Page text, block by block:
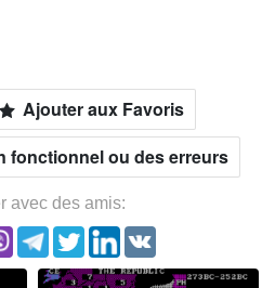
Ajouter aux Favoris
fonctionnel ou des erreurs
avec des amis: